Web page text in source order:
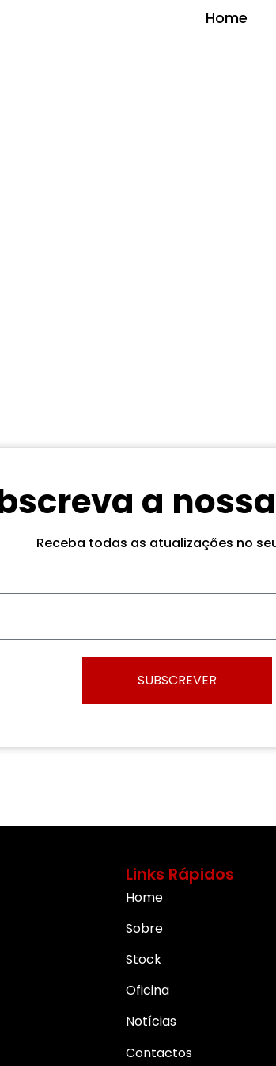
Home
a
Receba todas as atualizações no
SUBSCREVER
Links Rápidos
Home
Sobre
Stock
Oficina
Notícias
Contactos